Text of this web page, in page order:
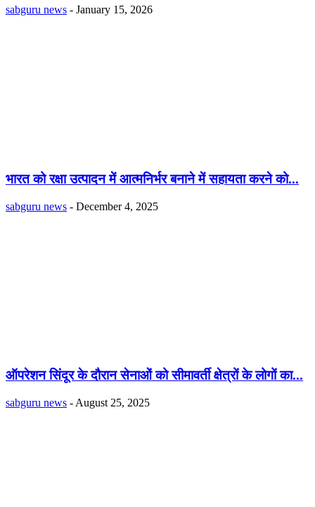
sabguru news - January 15, 2026
भारत को रक्षा उत्पादन में आत्मनिर्भर बनाने में सहायता करने को...
sabguru news - December 4, 2025
ऑपरेशन सिंदूर के दौरान सेनाओं को सीमावर्ती क्षेत्रों के लोगों का...
sabguru news - August 25, 2025